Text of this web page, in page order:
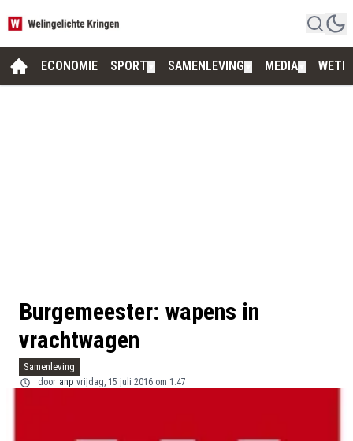
ECONOMIE SPORT SAMENLEVING MEDIA
Burgemeester: wapens in
vrachtwagen
Samenleving
door anp vrijdag, 15 juli 2016 om 1:47